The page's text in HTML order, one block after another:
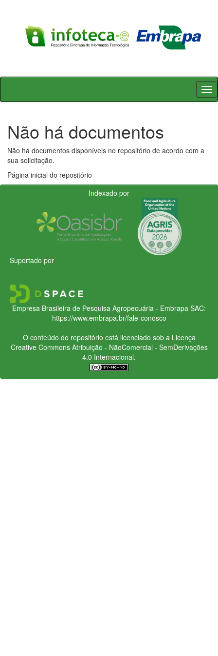
Skip
Não há documentos
Não há documentos disponíveis no repositório de acordo com a
sua solicitação.
Página inicial do repositório
Indexado por
Suportado por
Empresa Brasileira de Pesquisa Agropecuária - Embrapa SAC:
https://www.embrapa.br/fale-conosco
O conteúdo do repositório está licenciado sob a Licença
Creative CommonsAtribuição - NãoComercial - SemDerivações
4.0 Internacional.